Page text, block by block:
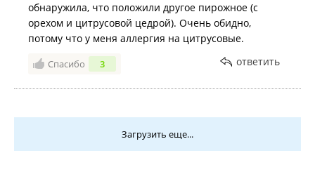
обнаружила, что положили другое пирожное (с
орехом и цитрусовой цедрой). Очень обидно,
потому что у меня аллергия на цитрусовые.
Спасибо 3 ответить
Загрузить еще...